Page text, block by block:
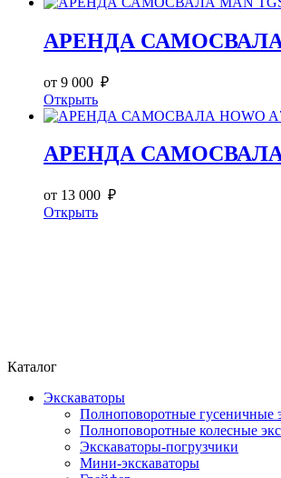
АРЕНДА САМОСВАЛА
от 9 000 ₽
Открыть
АРЕНДА САМОСВАЛА
от 13 000 ₽
Открыть
Каталог
Экскаваторы
Полноповоротные гусеничные
Полноповоротные колесные
Экскаваторы-погрузчики
Мини-экскаваторы